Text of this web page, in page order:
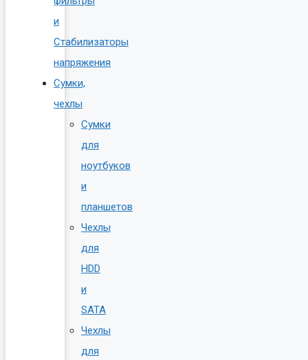
и
Стабилизаторы
напряжения
Сумки,
чехлы
Сумки
для
ноутбуков
и
планшетов
Чехлы
для
HDD
и
SATA
Чехлы
для